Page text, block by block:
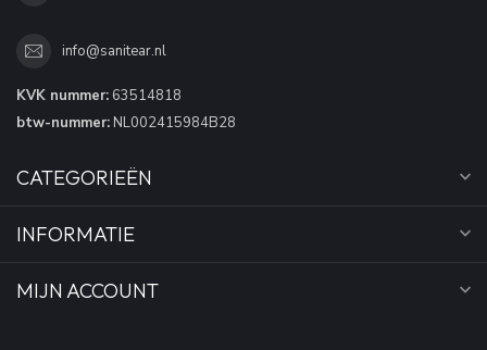
info@sanitear.nl
KVK nummer: 63514818
btw-nummer: NL002415984B28
CATEGORIEËN
INFORMATIE
MIJN ACCOUNT